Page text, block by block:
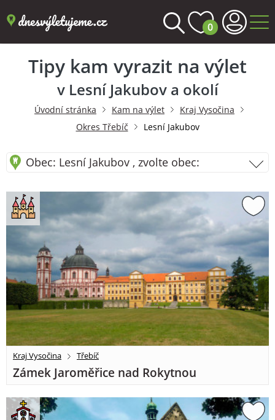
0
Tipy kam vyrazit na výlet
v Lesní Jakubov a okolí
Úvodní stránka Kam na výlet
Kraj Vysočina
Okres Třebíč
Lesní Jakubov
Obec: Lesní Jakubov , zvolte obec:
Kraj Vysočina Třebíč
Zámek Jaroměřice nad Rokytnou